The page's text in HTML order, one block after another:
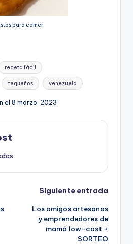
para comer
receta fácil
tequeños venezuela
el 8 marzo, 2023
Siguiente entrada
Los amigos artesanos
y emprendedores de
mamá low-cost +
SORTEO